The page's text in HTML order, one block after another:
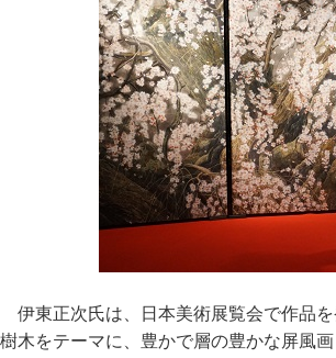
伊東正次氏は、日本美術展覧会で作品
樹木をテーマに、豊かで層の豊かな屏風